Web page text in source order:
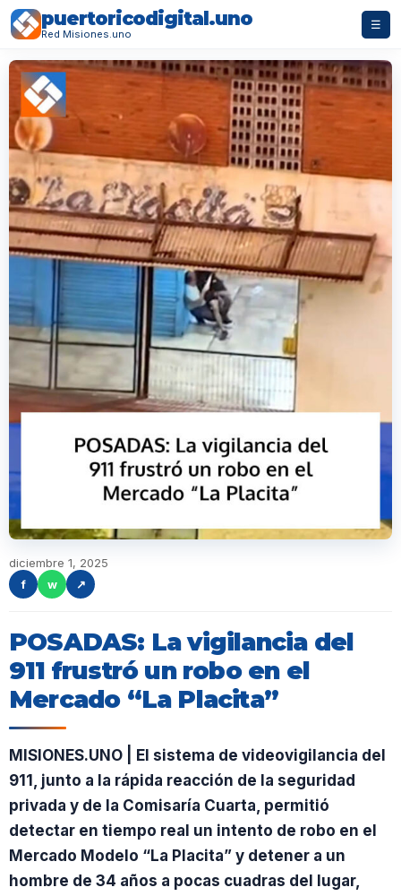
puertoricodigital.uno
Red Misiones.uno
☰
diciembre 1, 2025
f
w ↗
POSADAS: La vigilancia del
911 frustró un robo en el
Mercado “La Placita”
MISIONES.UNO | El sistema de videovigilancia del
911, junto a la rápida reacción de la seguridad
privada y de la Comisaría Cuarta, permitió
detectar en tiempo real un intento de robo en el
Mercado Modelo “La Placita” y detener a un
hombre de 34 años a pocas cuadras del lugar,